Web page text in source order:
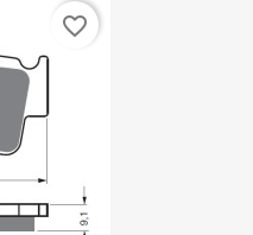
favorite_border